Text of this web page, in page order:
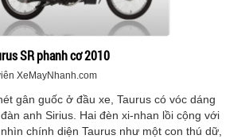
SR phanh cơ 2010
XeMayNhanh.com
gân guốc ở đầu xe, Taurus có vóc dáng
anh Sirius. Hai đèn xi-nhan lồi cộng với
chính diện Taurus như một con thú dữ,